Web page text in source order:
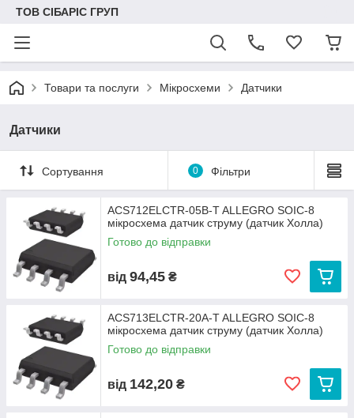
ТОВ СІБАРІС ГРУП
Товари та послуги Мікросхеми Датчики
Датчики
Сортування 0 Фільтри
ACS712ELCTR-05B-T ALLEGRO SOIC-8
мікросхема датчик струму (датчик Холла)
Готово до відправки
від 94,45 ₴
ACS713ELCTR-20A-T ALLEGRO SOIC-8
мікросхема датчик струму (датчик Холла)
Готово до відправки
від 142,20 ₴